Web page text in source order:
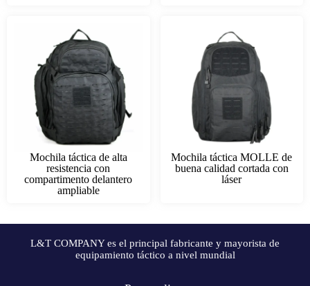
Mochila táctica de alta
resistencia con
compartimento delantero
ampliable
Mochila táctica MOLLE de
buena calidad cortada con
láser
L&T COMPANY es el principal fabricante y mayorista de
equipamiento táctico a nivel mundial